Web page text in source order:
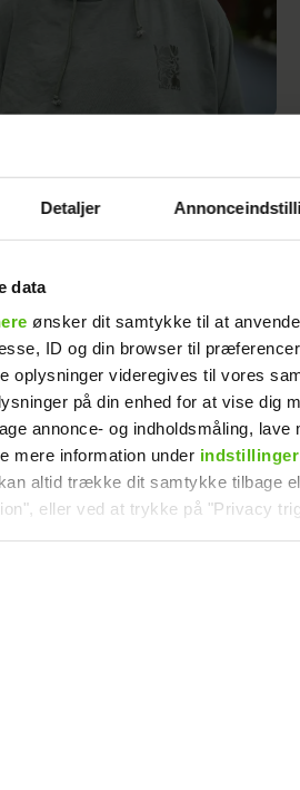
Detaljer
data
ønsker dit samtykke til at
ID og din browser til
oplysninger videregives til vores
på din enhed for at vise dig
annonce- og indholdsmåling, lave
mere information under indstillinger
altid trække dit samtykke tilbage
eller ved at trykke på "Privacy
og cookies fra tredjeparter til at
dine præferencer samt til brug
Jepsen ramt af
sin mand på